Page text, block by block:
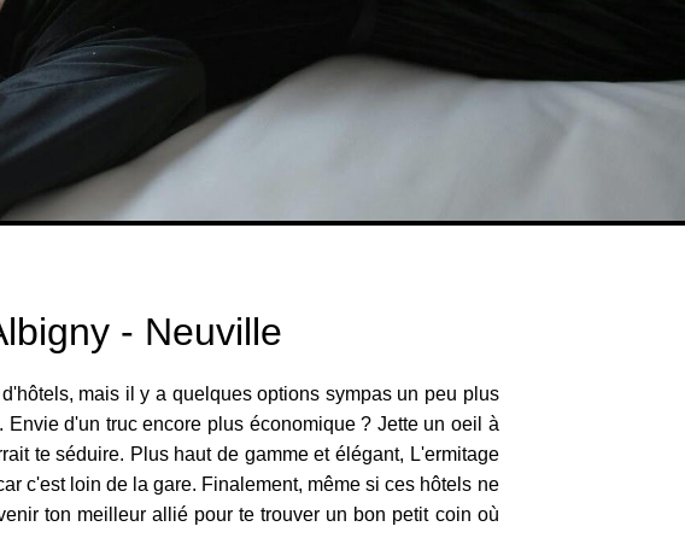
- Neuville
mais il y a quelques options sympas un peu plus
d'un truc encore plus économique ? Jette un oeil à
te séduire. Plus haut de gamme et élégant, L'ermitage
c'est loin de la gare. Finalement, même si ces hôtels ne
ton meilleur allié pour te trouver un bon petit coin où